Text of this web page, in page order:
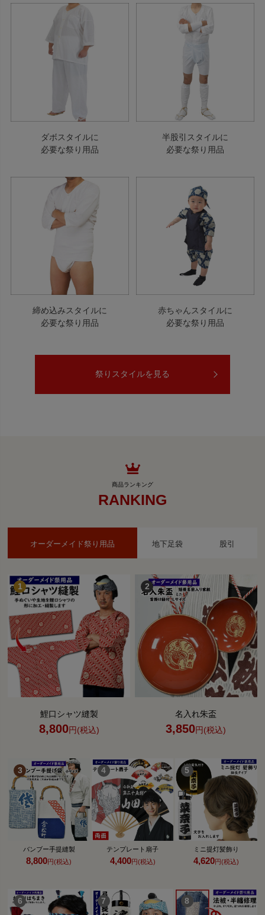
ダボスタイルに
必要な祭り用品
半股引スタイルに
必要な祭り用品
締め込みスタイルに
必要な祭り用品
赤ちゃんスタイルに
必要な祭り用品
祭りスタイルを見る
RANKING
オーダーメイド祭り用品 地下足袋 股引
鯉口シャツ縫製
8,800円(税込)
名入れ朱盃
3,850円(税込)
バンブー手提縫製
8,800円(税込)
テンプレート扇子
4,400円(税込)
ミニ提灯髪飾り
4,620円(税込)